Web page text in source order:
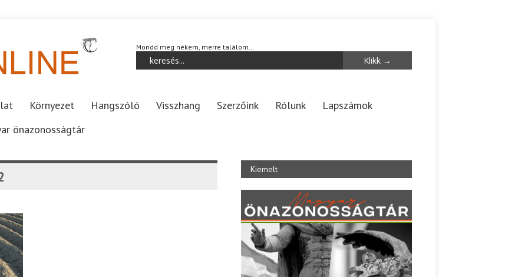
Mondd meg nékem, merre találom…
Környezet Hangszóló Visszhang Szerzőink Rólunk
Lapszámok
önazonosságtár
Kiemelt